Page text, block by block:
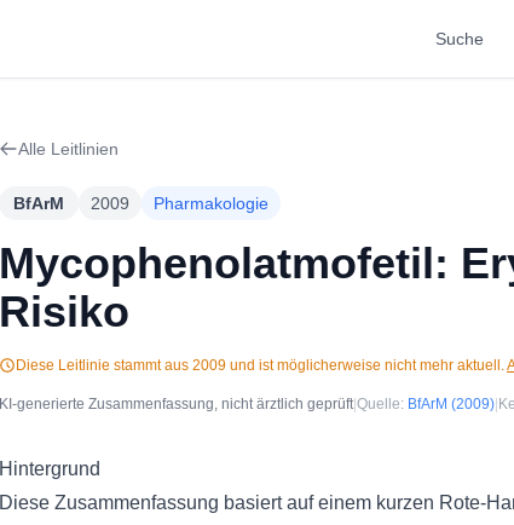
Suche
Alle Leitlinien
BfArM 2009 Pharmakologie
Mycophenolatmofetil:
Risiko
Diese Leitlinie stammt aus 2009 und ist möglicherweise nicht mehr aktuell.
KI-generierte Zusammenfassung, nicht ärztlich geprüft|Quelle: BfArM (2009)
Hintergrund
Diese Zusammenfassung basiert auf einem kurzen Rote-